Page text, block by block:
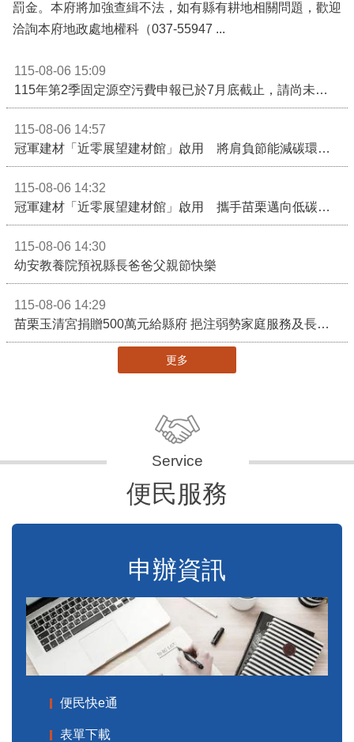
罰金。本府將加強查緝不法，如有縣有耕地相關問題，歡迎
洽詢本府地政處地權科（037-55947 ...
115-08-06 15:09
115年第2季固定源空污費申報已於7月底截止，請尚未申報公私場所儘速完成申繳，以免面臨滯納金及罰鍰!
115-08-06 14:57
冠軍建材「近零展望建材館」啟用 將肩負節能減碳環境教育重任
115-08-06 14:32
冠軍建材「近零展望建材館」啟用 攜手苗栗邁向低碳建築新未來
115-08-06 14:30
幼安教養院預祝縣長爸爸父親節快樂
115-08-06 14:29
苗栗玉清宮捐贈500萬元給縣府 挹注弱勢家庭服務及長照醫療資源
更多
便民服務
申辦資訊
便民快e通
表單下載